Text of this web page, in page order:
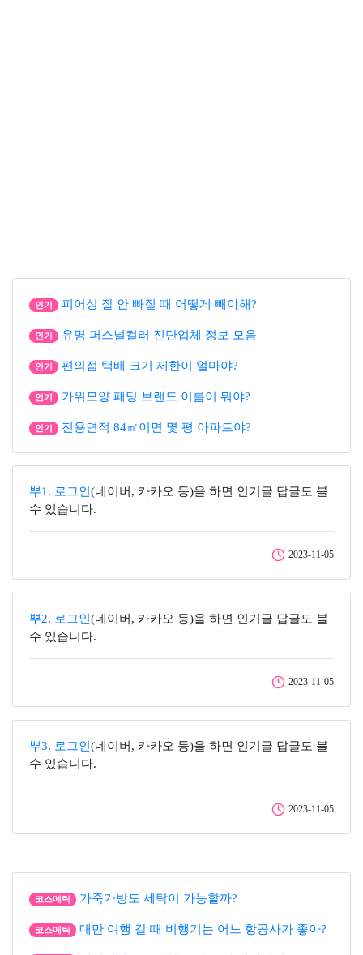
인기 피어싱 잘 안 빠질 때 어떻게 빼야해?
인기 유명 퍼스널컬러 진단업체 정보 모음
인기 편의점 택배 크기 제한이 얼마야?
인기 가위모양 패딩 브랜드 이름이 뭐야?
인기 전용면적 84㎡이면 몇 평 아파트야?
뿌1 . 로그인 (네이버, 카카오 등)을 하면 인기글 답글도 볼
수 있습니다.
2023-11-05
뿌2. 로그인 (네이버, 카카오 등)을 하면 인기글 답글도 볼
수 있습니다.
2023-11-05
뿌3. 로그인 (네이버, 카카오 등)을 하면 인기글 답글도 볼
수 있습니다.
2023-11-05
코스메틱 가죽가방도 세탁이 가능할까?
코스메틱 대만 여행 갈 때 비행기는 어느 항공사가 좋아?